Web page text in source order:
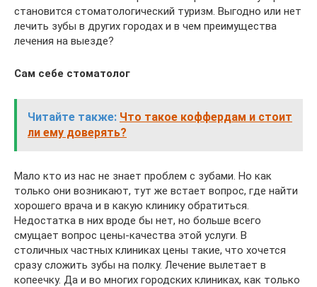
становится стоматологический туризм. Выгодно или нет
лечить зубы в других городах и в чем преимущества
лечения на выезде?
Сам себе стоматолог
Читайте также: Что такое коффердам и стоит
ли ему доверять?
Мало кто из нас не знает проблем с зубами. Но как
только они возникают, тут же встает вопрос, где найти
хорошего врача и в какую клинику обратиться.
Недостатка в них вроде бы нет, но больше всего
смущает вопрос цены-качества этой услуги. В
столичных частных клиниках цены такие, что хочется
сразу сложить зубы на полку. Лечение вылетает в
копеечку. Да и во многих городских клиниках, как только